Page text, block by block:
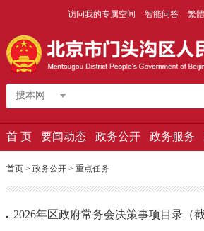
访问我的专属空间 智能问答 繁體
搜本网
首 页 要闻动态 政务公开 政务服务
首页> 政务公开> 重点任务
2026年区政府常务会决策事项目录（截